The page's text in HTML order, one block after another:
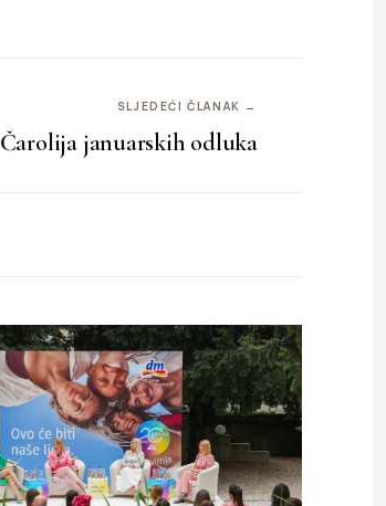
SLJEDEĆI ČLANAK →
Čarolija januarskih odluka